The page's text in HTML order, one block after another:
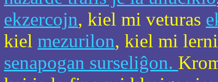
ekzercojn, kiel mi veturas
kiel mezurilon, kiel mi
senapogan surseliĝon.